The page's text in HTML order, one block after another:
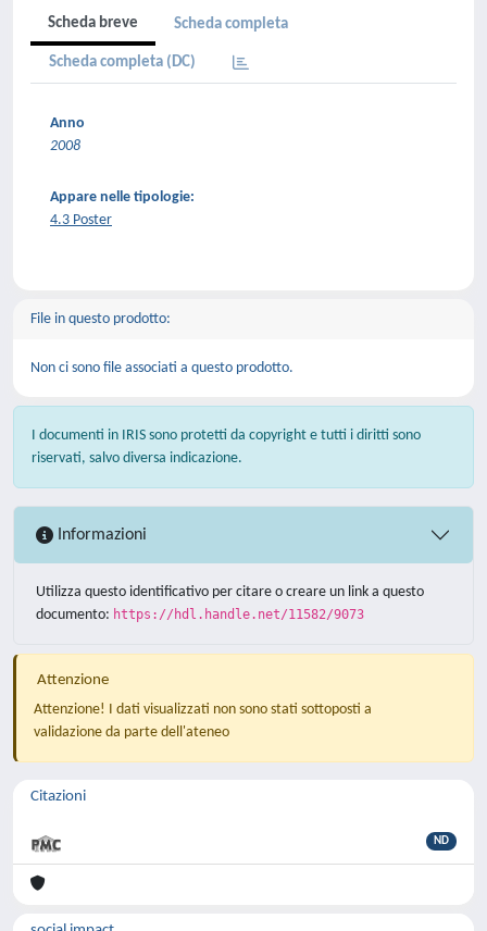
Scheda breve Scheda completa
Scheda completa (DC)
Anno
2008
Appare nelle tipologie:
4.3 Poster
File in questo prodotto:
Non ci sono file associati a questo prodotto.
I documenti in IRIS sono protetti da copyright e tutti i diritti sono
riservati, salvo diversa indicazione.
Informazioni
Utilizza questo identificativo per citare o creare un link a questo
documento: https://hdl.handle.net/11582/9073
Attenzione
Attenzione! I dati visualizzati non sono stati sottoposti a
validazione da parte dell'ateneo
Citazioni
ND